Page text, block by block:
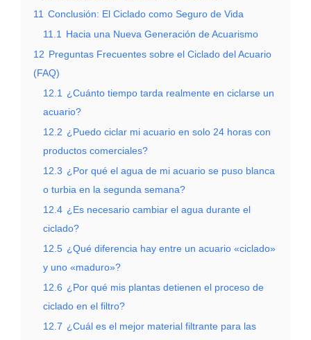
11 Conclusión: El Ciclado como Seguro de Vida
11.1
Hacia una Nueva Generación de Acuarismo
12 Preguntas Frecuentes sobre el Ciclado del Acuario
(FAQ)
12.1
¿Cuánto tiempo tarda realmente en ciclarse un
acuario?
12.2 ¿Puedo ciclar mi acuario en solo 24 horas con
productos comerciales?
12.3 ¿Por qué el agua de mi acuario se puso blanca
o turbia en la segunda semana?
12.4 ¿Es necesario cambiar el agua durante el
ciclado?
12.5 ¿Qué diferencia hay entre un acuario «ciclado»
y uno «maduro»?
12.6 ¿Por qué mis plantas detienen el proceso de
ciclado en el filtro?
12.7 ¿Cuál es el mejor material filtrante para las